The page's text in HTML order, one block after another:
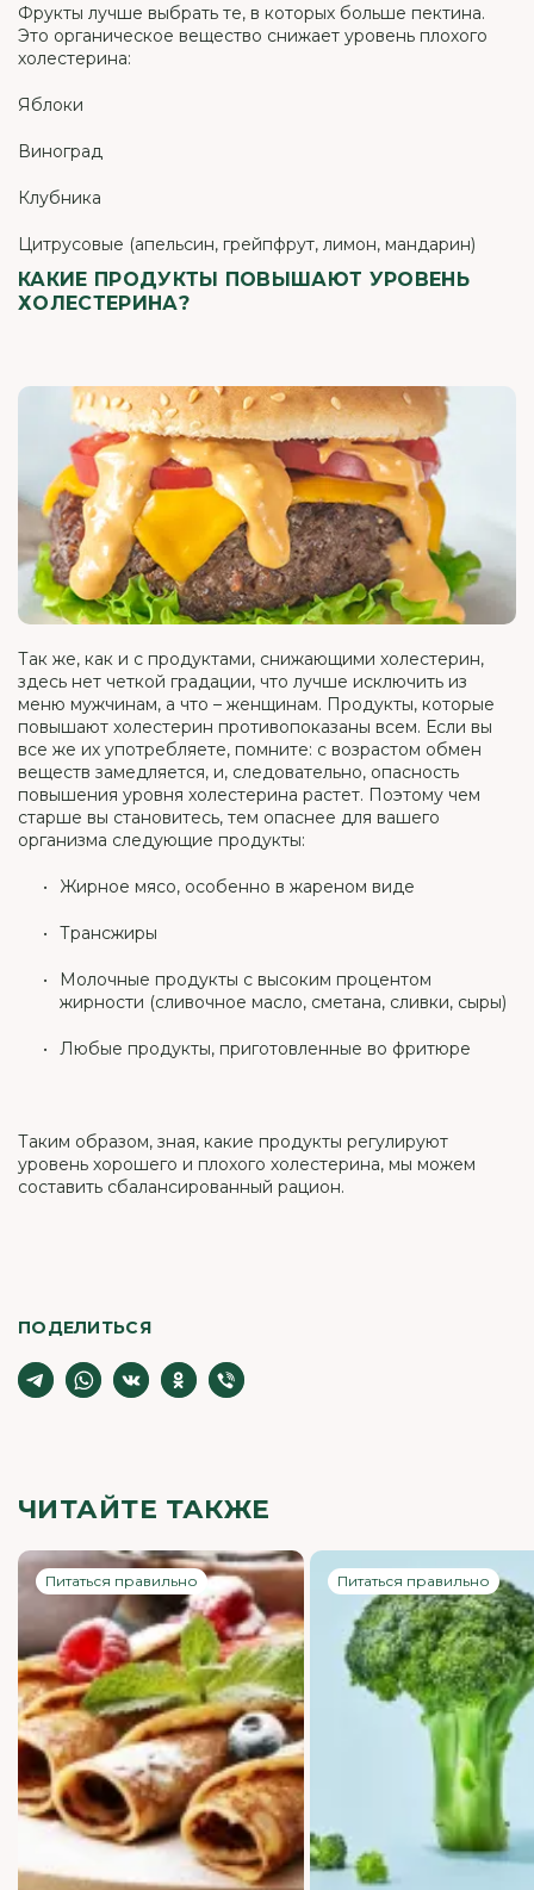
Фрукты лучше выбрать те, в которых больше пектина.
Это органическое вещество снижает уровень плохого
холестерина:
Яблоки
Виноград
Клубника
Цитрусовые (апельсин, грейпфрут, лимон, мандарин)
КАКИЕ ПРОДУКТЫ ПОВЫШАЮТ УРОВЕНЬ
ХОЛЕСТЕРИНА?
Так же, как и с продуктами, снижающими холестерин,
здесь нет четкой градации, что лучше исключить из
меню мужчинам, а что – женщинам. Продукты, которые
повышают холестерин противопоказаны всем. Если вы
все же их употребляете, помните: с возрастом обмен
веществ замедляется, и, следовательно, опасность
повышения уровня холестерина растет. Поэтому чем
старше вы становитесь, тем опаснее для вашего
организма следующие продукты:
Жирное мясо, особенно в жареном виде
Трансжиры
Молочные продукты с высоким процентом
жирности (сливочное масло, сметана, сливки, сыры)
Любые продукты, приготовленные во фритюре
Таким образом, зная, какие продукты регулируют
уровень хорошего и плохого холестерина, мы можем
составить сбалансированный рацион.
ПОДЕЛИТЬСЯ
ЧИТАЙТЕ ТАКЖЕ
Питаться правильно Питаться правильно